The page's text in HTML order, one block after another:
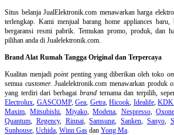
Situs belanjaJualElektronik.com menawarkan harga
terlengkap. Kami menjual barang home appliances
bergaransi resmi pabrik. Temukan promo, produk, dan
pilihan anda di Jualelektronik.com.
Brand Alat Rumah Tangga Original dan Terpercaya
Kualitas menjadipointpenting yang diberikan oleh toko
semua customer. Jualelektronik.com menawarkan produk
yang terdiri dari berbagai brandternama dan terpilih,
Electrolux GASCOMP,Gea Getra,Hicook Idealife,KDK
Maxim ,Mitsubishi Miyako,Modena Nespresso, Oxone
Quantum
Regency, Rinnai,Samsung ,Sanken Sanyo,
Sunhouse Uchida Winn Gas dan Yong Ma